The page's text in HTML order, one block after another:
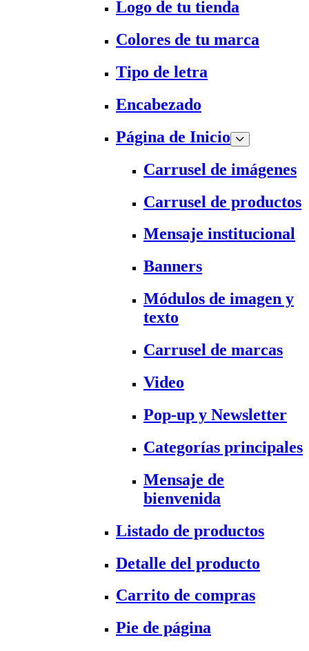
Logo de tu tienda
Colores de tu marca
Tipo de letra
Encabezado
Página de Inicio
Carrusel de imágenes
Carrusel de productos
Mensaje institucional
Banners
Módulos de imagen y
texto
Carrusel de marcas
Video
Pop-up y Newsletter
Categorías principales
Mensaje de
bienvenida
Listado de productos
Detalle del producto
Carrito de compras
Pie de página